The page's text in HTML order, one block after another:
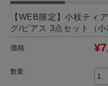
【WEB限定】小枝ティ
グ/ピアス 3点セット（小
価格:
数量: